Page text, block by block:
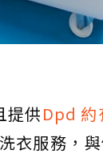
提供Dpd 約
衣服務，